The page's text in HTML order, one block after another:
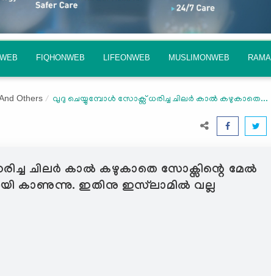
FIQHONWEB LIFEONWEB MUSLIMONWEB
Others വുദു ചെയ്യുമ്പോള്‍ സോക്സ് ധരിച്ച ചിലര്‍ കാല്‍ കഴുകാതെ...
ചിലര്‍ കാല്‍ കഴുകാതെ സോക്സിന്റെ മേല്‍
കാണുന്നു. ഇതിനു ഇസ്‌ലാമില്‍ വല്ല